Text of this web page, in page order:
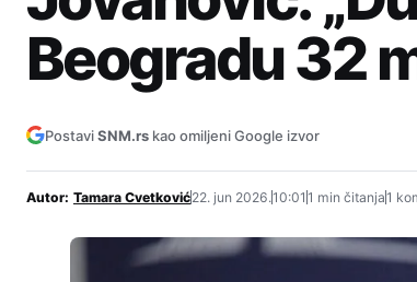
Beogradu 32
PostaviSNM.rs kao omiljeni Google izvor
Autor: Tamara Cvetković22. jun 2026.10:01 1 min čitanja1